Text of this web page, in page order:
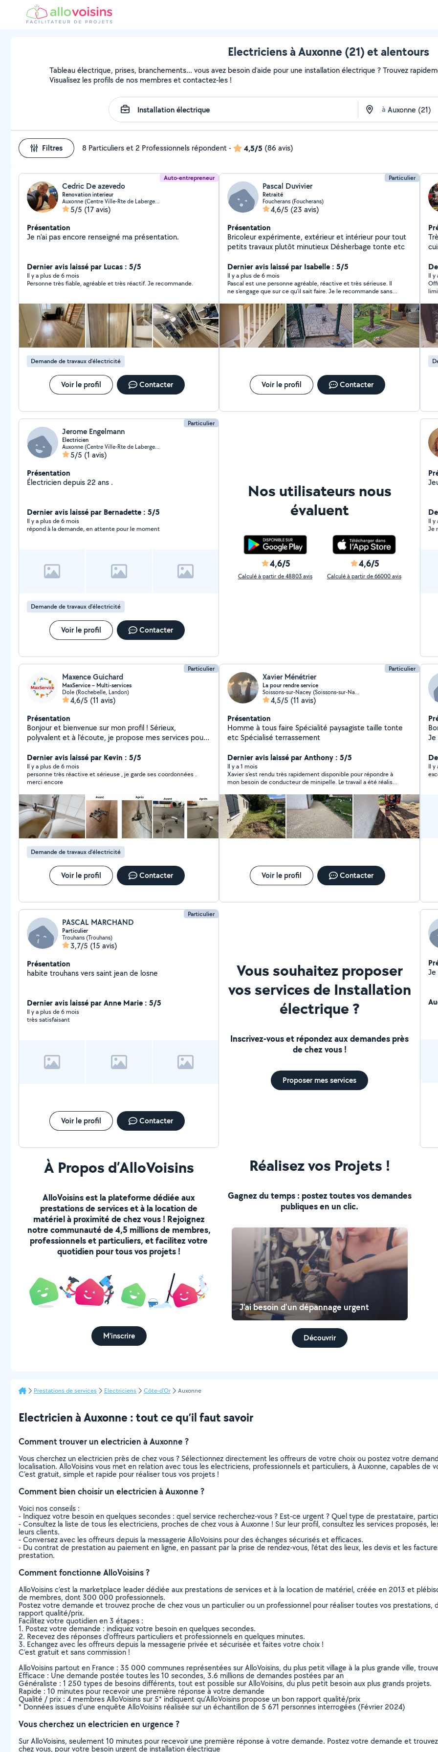
Electriciens à Auxonne (21) et alentours
Tableau électrique, prises, branchements... vous avez besoin d'aide pour une installation électrique ? Trouvez
Visualisez les profils de nos membres et contactez-les !
à
Filtres 8 Particuliers et 2 Professionnels répondent- 4,5/5 (86 avis)
Auto-entrepreneur
Cedric De azevedo
Renovation interieur
Auxonne (Centre Ville-Rte de Labergement)
5/5 (17 avis)
Présentation
Je n'ai pas encore renseigné ma présentation.
Dernier avis laissé par Lucas : 5/5
Il y a plus de 6 mois
Personne très fiable, agréable et très réactif. Je recommande.
Demande de travaux d’électricité
Voir le profil Contacter
Particulier
Pascal Duvivier
Retraité
Foucherans (Foucherans)
4,6/5 (23 avis)
Présentation
Bricoleur expérimente, extérieur et intérieur pour tout
petits travaux plutôt minutieux Désherbage tonte etc
Dernier avis laissé par Isabelle : 5/5
Il y a plus de 6 mois
Pascal est une personne agréable, réactive et très sérieuse. Il
ne s'engage que sur ce qu'il sait faire. Je le recommande sans
Voir le profil Contacter
Il y
Particulier
Jerome Engelmann
Electricien
Auxonne (Centre Ville-Rte de Labergement)
5/5 (1 avis)
Présentation
Électricien depuis 22 ans .
Dernier avis laissé par Bernadette : 5/5
Il y a plus de 6 mois
répond à la demande, en attente pour le moment
Demande de travaux d’électricité
Voir le profil Contacter
Nos utilisateurs nous
évaluent
4,6/5
Calculé à partir de 48803 avis
4,6/5
Calculé à partir de 66000 avis
Il y
Je
Particulier
Maxence Guichard
MaxService – Multi-services
Dole (Rochebelle, Landon)
4,6/5 (11 avis)
Présentation
Bonjour et bienvenue sur mon profil ! Sérieux,
polyvalent et à l'écoute, je propose mes services pour
d'étagères, réparations diverses, fixation murale -
Plomberie : changement de robinets, pose
d'adoucisseur, petits dépannages -Électricité :
remplacement de luminaires, prises, interrupteurs,
petits dépannages électriques -Montage et
démontage de meubles : armoires, lits, étagères,
meubles en kit -Travaux extérieurs : tonte de pelouse,
entretien de jardin, nettoyage, petits aménagements -
Location de matériel : nettoyeur vapeur et injecteur-
extracteur pour un nettoyage en profondeur de vos
surfaces et textiles. Rigoureux, ponctuel et soigneux, je
mets mes compétences professionnelles à votre
service pour des prestations fiables et de qualité.
N'hésitez pas à me contacter, je serai ravi de vous
Dernier avis laissé par Kevin : 5/5
Il y a plus de 6 mois
personne très réactive et sérieuse , je garde ses coordonnées .
merci encore
Demande de travaux d’électricité
Voir le profil Contacter
Particulier
Xavier Ménétrier
La pour rendre service
Soissons-sur-Nacey (Soissons-sur-Nacey)
4,5/5 (11 avis)
Présentation
Homme à tous faire Spécialité paysagiste taille tonte
etc Spécialisé terrassement
Dernier avis laissé par Anthony : 5/5
Il y a 1 mois
Xavier s'est rendu très rapidement disponible pour répondre à
mon besoin de conducteur de minipelle. Le travail a été réalisé
sympathique et efficace, je recommande sans hésiter !
Voir le profil Contacter
Je
Il y
Particulier
PASCAL MARCHAND
Particulier
Trouhans (Trouhans)
3,7/5 (15 avis)
Présentation
habite trouhans vers saint jean de losne
Dernier avis laissé par Anne Marie : 5/5
Il y a plus de 6 mois
très satisfaisant
Voir le profil Contacter
Vous souhaitez proposer
vos services de Installation
électrique ?
Inscrivez-vous et répondez aux demandes près
de chez vous !
Proposer mes services
À Propos d’AlloVoisins
AlloVoisins est la plateforme dédiée aux
prestations de services et à la location de
matériel à proximité de chez vous ! Rejoignez
notre communauté de 4,5 millions de membres,
professionnels et particuliers, et facilitez votre
quotidien pour tous vos projets !
M'inscrire
Réalisez vos Projets !
Gagnez du temps : postez toutes vos demandes
publiques en un clic.
J'ai besoin d'un dépannage urgent
Découvrir
Prestations de services Electriciens Côte-d'Or Auxonne
Electricien à Auxonne : tout ce qu’il faut savoir
Comment trouver un electricien à Auxonne ?
Vous cherchez un electricien près de chez vous ? Sélectionnez directement les offreurs de votre choix ou postez votre
localisation. AlloVoisins vous met en relation avec tous les electriciens, professionnels et particuliers, à Auxonne, capables de
C’est gratuit, simple et rapide pour réaliser tous vos projets !
Comment bien choisir un electricien à Auxonne ?
Voici nos conseils :
- Indiquez votre besoin en quelques secondes : quel service recherchez-vous ? Est-ce urgent ? Quel type de prestataire,
- Consultez la liste de tous les electriciens, proches de chez vous à Auxonne ! Sur leur profil, consultez les services proposés,
leurs clients.
- Conversez avec les offreurs depuis la messagerie AlloVoisins pour des échanges sécurisés et efficaces.
- Du contrat de prestation au paiement en ligne, en passant par la prise de rendez-vous, l’état des lieux, les devis et les
prestation.
Comment fonctionne AlloVoisins ?
AlloVoisins c’est la marketplace leader dédiée aux prestations de services et à la location de matériel, créée en 2013 et
de membres, dont 300 000 professionnels.
Postez votre demande et trouvez proche de chez vous un particulier ou un professionnel pour réaliser toutes vos
rapport qualité/prix.
Facilitez votre quotidien en 3 étapes :
1. Postez votre demande : indiquez votre besoin en quelques secondes.
2. Recevez des réponses d’offreurs particuliers et professionnels en quelques minutes.
3. Echangez avec les offreurs depuis la messagerie privée et sécurisée et faites votre choix !
C’est gratuit et sans commission !
AlloVoisins partout en France : 35 000 communes représentées sur AlloVoisins, du plus petit village à la plus grande ville,
Efficace : Une demande postée toutes les 10 secondes, 3.6 millions de demandes postées par an
Généraliste : 1 250 types de besoins différents, tout est possible sur AlloVoisins, du plus petit besoin aux plus grands projets.
Rapide : 10 minutes pour recevoir une première réponse à votre demande
Qualité / prix : 4 membres AlloVoisins sur 5* indiquent qu’AlloVoisins propose un bon rapport qualité/prix
* Données issues d’une enquête AlloVoisins réalisée sur un échantillon de 5 671 personnes interrogées (Février 2024)
Vous cherchez un electricien en urgence ?
Sur AlloVoisins, seulement 10 minutes pour recevoir une première réponse à votre demande. Postez votre demande et
chez vous, pour votre besoin urgent de installation électrique